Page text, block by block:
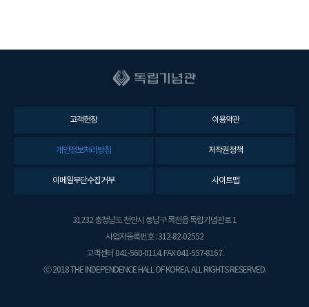
고객헌장 이용약관
개인정보처리방침 저작권정책
이메일무단수집거부 사이트맵
31232 충청남도 천안시 동남구 목천읍 독립기념관로 1
사업자등록번호 : 312-82-02552
고객센터 041-560-0114. FAX 041-557-8167.
ⓒ 2018 THE INDEPENDENCE HALL OF KOREA. ALL RIGHTS RESERVED.